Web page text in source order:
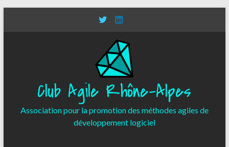
contenu
Club Agile Rhône-Alpes
Association pour la promotion des méthodes agiles de
développement logiciel